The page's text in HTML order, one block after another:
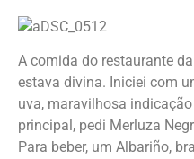
A comida do restaurante
estava divina. Iniciei com
uva, maravilhosa
principal, pedi Merluza
Para beber, um Albariño,